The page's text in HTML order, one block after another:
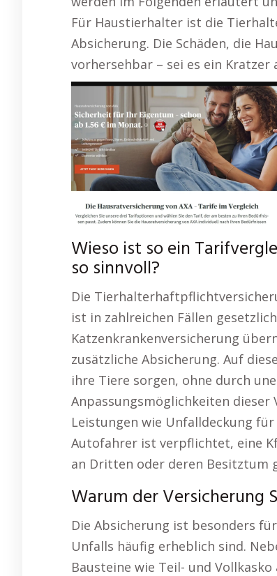
Für Haustierhalter ist die
Absicherung. Die Schäden, die
vorhersehbar – sei es ein
Wieso ist so ein
so sinnvoll?
Die
ist in zahlreichen Fällen
Katzenkrankenversicherung
zusätzliche Absicherung. Auf
ihre Tiere sorgen, ohne durch
Anpassungsmöglichkeiten
Leistungen wie Unfalldeckung
Autofahrer ist verpflichtet, eine
an Dritten oder deren Besitztum
Warum der Versicherung
Die Absicherung ist besonders
Unfalls häufig erheblich sind.
Bausteine wie Teil- und